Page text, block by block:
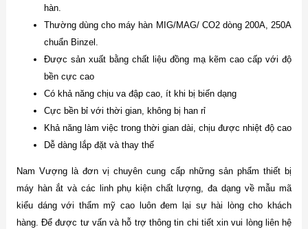
hàn.
Thường dùng cho máy hàn MIG/MAG/ CO2 dòng 200A, 250A
chuẩn Binzel.
Được sản xuất bằng chất liệu đồng mạ kẽm cao cấp với độ
bền cực cao
Có khả năng chịu va đập cao, ít khi bị biến dạng
Cực bền bỉ với thời gian, không bị han rỉ
Khả năng làm việc trong thời gian dài, chịu được nhiệt độ cao
Dễ dàng lắp đặt và thay thế
Nam Vượng là đơn vị chuyên cung cấp những sản phẩm thiết bị
máy hàn ắt và các linh phụ kiện chất lượng, đa dạng về mẫu mã
kiểu dáng với thẩm mỹ cao luôn đem lại sự hài lòng cho khách
hàng. Để được tư vấn và hỗ trợ thông tin chi tiết xin vui lòng liên hệ